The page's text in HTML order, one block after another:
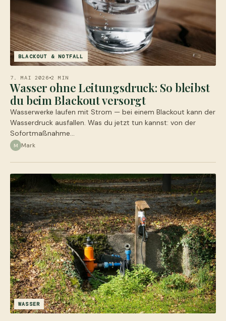
BLACKOUT & NOTFALL
7. MAI 2026 2 MIN
Wasser ohne Leitungsdruck: So bleibst
du beim Blackout versorgt
Wasserwerke laufen mit Strom — bei einem Blackout kann der
Wasserdruck ausfallen. Was du jetzt tun kannst: von der
Sofortmaßnahme…
M Mark
WASSER